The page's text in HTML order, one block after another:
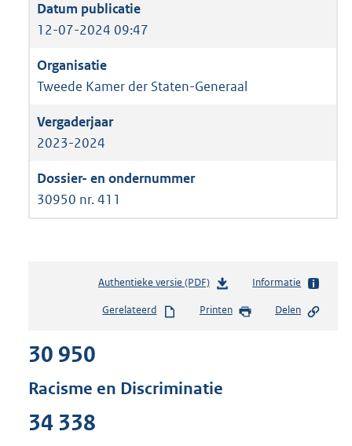
12-07-2024 09:47
Tweede Kamer der Staten-Generaal
2023-2024
30950 nr. 411
Authentieke versie (PDF)b
s
d
s
Informatie
Gerelateerd Printen Delen
30 950
Racisme en Discriminatie
34 338